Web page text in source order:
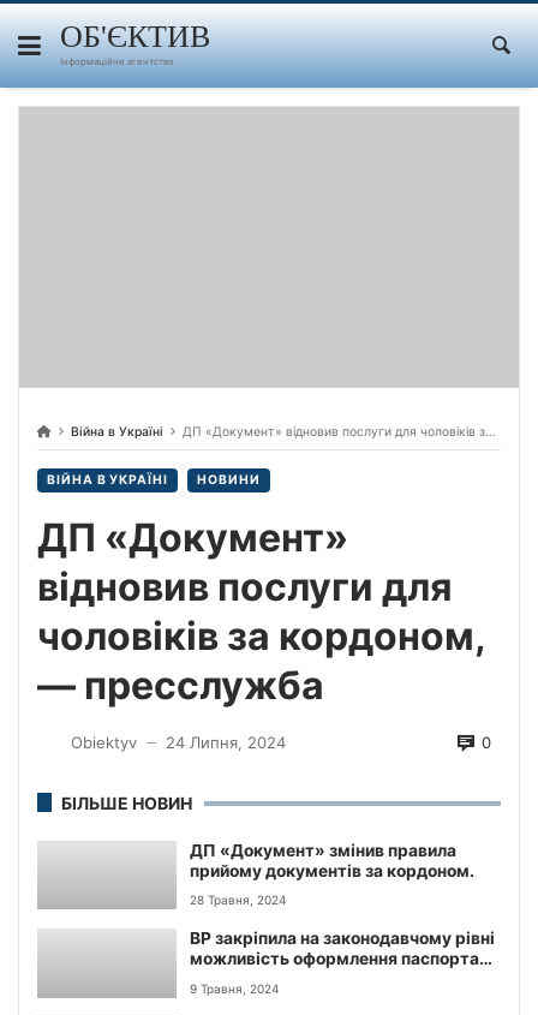
Skip
content ОБ'ЄКТИВ
Інформаційне агентство
Війна в Україні ДП «Документ» відновив послуги для чоловіків за кордоном, — пресслужба
ВІЙНА В УКРАЇНІ НОВИНИ
ДП «Документ»
відновив послуги для
чоловіків за кордоном,
— пресслужба
Obiektyv — 24 Липня, 2024 0
БІЛЬШЕ НОВИН
ДП «Документ» змінив правила
прийому документів за кордоном.
28 Травня, 2024
ВР закріпила на законодавчому рівні
можливість оформлення паспорта
за кордоном через ДП “Документ”, –
нардеп Ярослав Железняк
9 Травня, 2024